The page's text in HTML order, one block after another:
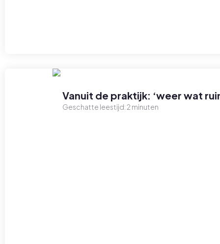
Vanuit de praktijk: ‘weer wat
Geschatte leestijd:2 minuten